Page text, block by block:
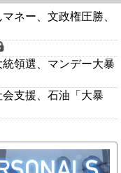
ネー、文政権圧勝、
統領選、マンデー大暴
会支援、石油「大暴